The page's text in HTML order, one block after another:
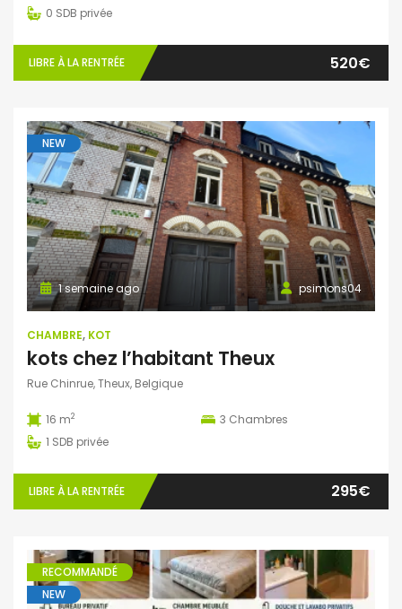
0 SDB privée
LIBRE À LA RENTRÉE 520€
NEW
psimons04
1 semaine ago
CHAMBRE, KOT
kots chez l’habitant Theux
Rue Chinrue, Theux, Belgique
16 m2 3 Chambres
1 SDB privée
LIBRE À LA RENTRÉE 295€
RECOMMANDÉ
NEW